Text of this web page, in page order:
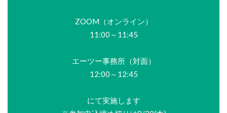
ZOOM（オンライン）
11:00～11:45
エーツー事務所（対面）
12:00～12:45
にて実施します